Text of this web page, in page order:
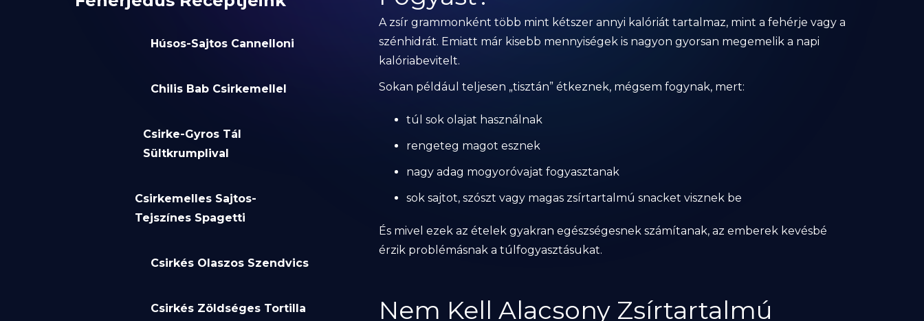
Húsos-Sajtos Cannelloni
Chilis Bab Csirkemellel
Csirke-Gyros Tál
Sültkrumplival
Csirkemelles Sajtos-
Tejszínes Spagetti
Csirkés Olaszos Szendvics
Csirkés Zöldséges Tortilla
A zsír grammonként több mint kétszer annyi kalóriát tartalmaz, mint a fehérje vagy a
szénhidrát. Emiatt már kisebb mennyiségek is nagyon gyorsan megemelik a napi
kalóriabevitelt.
Sokan például teljesen „tisztán” étkeznek, mégsem fogynak, mert:
túl sok olajat használnak
rengeteg magot esznek
nagy adag mogyoróvajat fogyasztanak
sok sajtot, szószt vagy magas zsírtartalmú snacket visznek be
És mivel ezek az ételek gyakran egészségesnek számítanak, az emberek kevésbé
érzik problémásnak a túlfogyasztásukat.
Nem Kell Alacsony Zsírtartalmú